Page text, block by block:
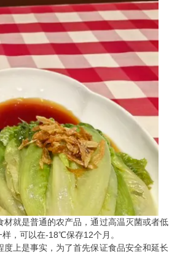
就是普通的农产品，通过高温灭菌或者低
，可以在-18℃保存12个月。
上是事实，为了首先保证食品安全和延长